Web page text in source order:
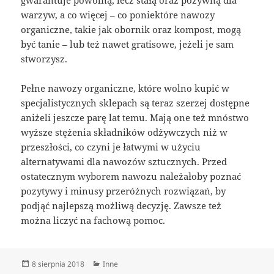
warzyw, a co więcej – co poniektóre nawozy
organiczne, takie jak obornik oraz kompost, mogą
być tanie – lub też nawet gratisowe, jeżeli je sam
stworzysz.
Pełne nawozy organiczne, które wolno kupić w
specjalistycznych sklepach są teraz szerzej dostępne
aniżeli jeszcze parę lat temu. Mają one też mnóstwo
wyższe stężenia składników odżywczych niż w
przeszłości, co czyni je łatwymi w użyciu
alternatywami dla nawozów sztucznych. Przed
ostatecznym wyborem nawozu należałoby poznać
pozytywy i minusy przeróżnych rozwiązań, by
podjąć najlepszą możliwą decyzję. Zawsze też
można liczyć na fachową pomoc.
Data
8 sierpnia 2018 Kategorie
Inne